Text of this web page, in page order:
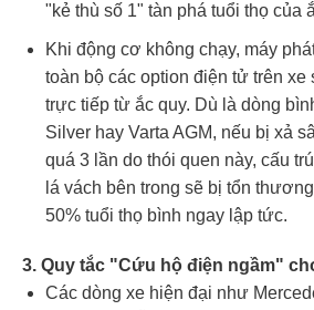
"kẻ thù số 1" tàn phá tuổi thọ của
Khi động cơ không chạy, máy
toàn bộ các option điện tử trên xe
trực tiếp từ ắc quy. Dù là dòng
Silver hay Varta AGM, nếu bị xả
quá 3 lần do thói quen này, cấu
lá vách bên trong sẽ bị tổn
50% tuổi thọ bình ngay lập tức.
3. Quy tắc "Cứu hộ điện ngầm"
Các dòng xe hiện đại như